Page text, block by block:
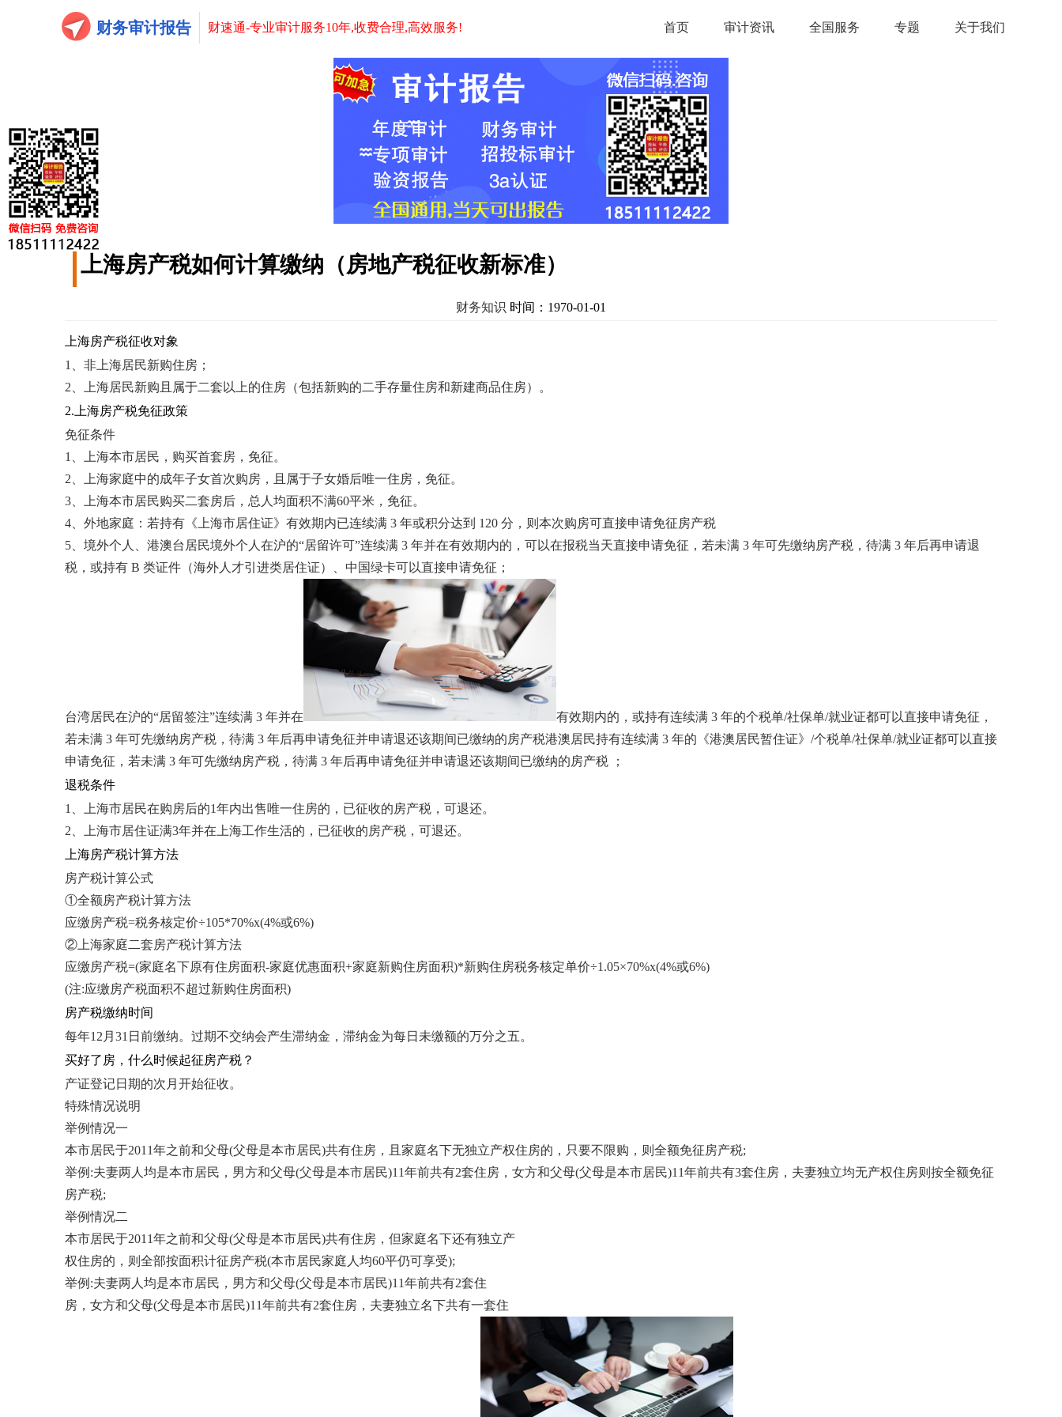
财务审计报告 财速通-专业审计服务10年,收费合理,高效服务! 首页 审计资讯 全国服务 专题 关于我们
上海房产税如何计算缴纳（房地产税征收新标准）
财务知识 时间：1970-01-01
上海房产税征收对象
1、非上海居民新购住房；
2、上海居民新购且属于二套以上的住房（包括新购的二手存量住房和新建商品住房）。
2.上海房产税免征政策
免征条件
1、上海本市居民，购买首套房，免征。
2、上海家庭中的成年子女首次购房，且属于子女婚后唯一住房，免征。
3、上海本市居民购买二套房后，总人均面积不满60平米，免征。
4、外地家庭：若持有《上海市居住证》有效期内已连续满 3 年或积分达到 120 分，则本次购房可直接申请免征房产税
5、境外个人、港澳台居民境外个人在沪的“居留许可”连续满 3 年并在有效期内的，可以在报税当天直接申请免征，若未满 3 年可先缴纳房产税，待满 3 年后再申请退
税，或持有 B 类证件（海外人才引进类居住证）、中国绿卡可以直接申请免征；
台湾居民在沪的“居留签注”连续满 3 年并在
有效期内的，或持有连续满 3 年的个税单/社保单/就业证都可以直接申请免征，
若未满 3 年可先缴纳房产税，待满 3 年后再申请免征并申请退还该期间已缴纳的房产税港澳居民持有连续满 3 年的《港澳居民暂住证》/个税单/社保单/就业证都可以直接
申请免征，若未满 3 年可先缴纳房产税，待满 3 年后再申请免征并申请退还该期间已缴纳的房产税 ；
退税条件
1、上海市居民在购房后的1年内出售唯一住房的，已征收的房产税，可退还。
2、上海市居住证满3年并在上海工作生活的，已征收的房产税，可退还。
上海房产税计算方法
房产税计算公式
①全额房产税计算方法
应缴房产税=税务核定价÷105*70%x(4%或6%)
②上海家庭二套房产税计算方法
应缴房产税=(家庭名下原有住房面积-家庭优惠面积+家庭新购住房面积)*新购住房税务核定单价÷1.05×70%x(4%或6%)
(注:应缴房产税面积不超过新购住房面积)
房产税缴纳时间
每年12月31日前缴纳。过期不交纳会产生滞纳金，滞纳金为每日未缴额的万分之五。
买好了房，什么时候起征房产税？
产证登记日期的次月开始征收。
特殊情况说明
举例情况一
本市居民于2011年之前和父母(父母是本市居民)共有住房，且家庭名下无独立产权住房的，只要不限购，则全额免征房产税;
举例:夫妻两人均是本市居民，男方和父母(父母是本市居民)11年前共有2套住房，女方和父母(父母是本市居民)11年前共有3套住房，夫妻独立均无产权住房则按全额免征
房产税;
举例情况二
本市居民于2011年之前和父母(父母是本市居民)共有住房，但家庭名下还有独立产
权住房的，则全部按面积计征房产税(本市居民家庭人均60平仍可享受);
举例:夫妻两人均是本市居民，男方和父母(父母是本市居民)11年前共有2套住
房，女方和父母(父母是本市居民)11年前共有2套住房，夫妻独立名下共有一套住